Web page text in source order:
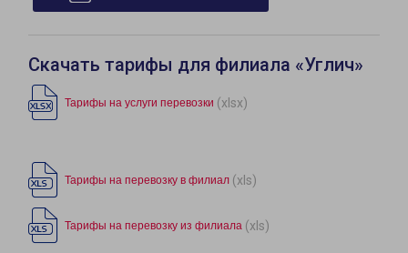
Скачать тарифы для филиала «Углич»
Тарифы на услуги перевозки (xlsx)
Тарифы на перевозку в филиал (xls)
Тарифы на перевозку из филиала (xls)